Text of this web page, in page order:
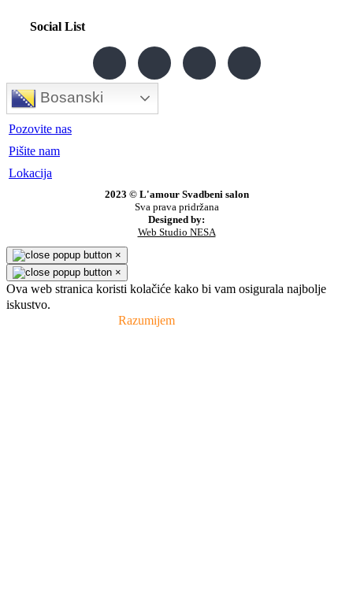
Social List
Bosanski
Pozovite nas
Pišite nam
Lokacija
2023 © L'amour Svadbeni salon
Sva prava pridržana
Designed by:
Web Studio NESA
×
×
Ova web stranica koristi kolačiće kako bi vam osigurala najbolje
iskustvo.
Razumijem